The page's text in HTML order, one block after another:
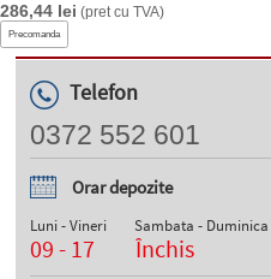
286,44 lei (pret cu TVA)
Precomanda
Telefon
0372 552 601
Orar depozite
Luni - Vineri
09 - 17
Sambata - Duminica
Închis